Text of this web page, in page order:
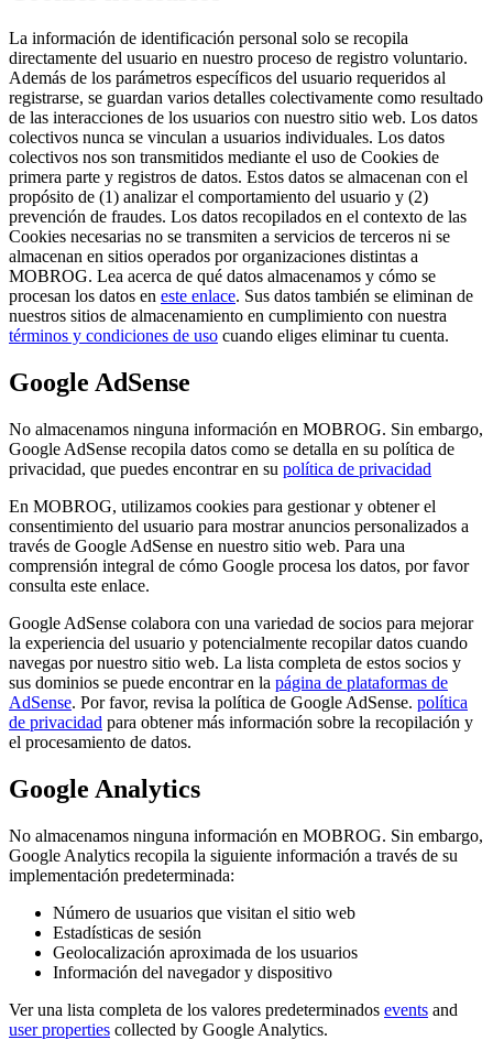
La información de identificación personal solo se recopila
directamente del usuario en nuestro proceso de registro voluntario.
Además de los parámetros específicos del usuario requeridos al
registrarse, se guardan varios detalles colectivamente como resultado
de las interacciones de los usuarios con nuestro sitio web. Los datos
colectivos nunca se vinculan a usuarios individuales. Los datos
colectivos nos son transmitidos mediante el uso de Cookies de
primera parte y registros de datos. Estos datos se almacenan con el
propósito de (1) analizar el comportamiento del usuario y (2)
prevención de fraudes. Los datos recopilados en el contexto de las
Cookies necesarias no se transmiten a servicios de terceros ni se
almacenan en sitios operados por organizaciones distintas a
MOBROG. Lea acerca de qué datos almacenamos y cómo se
procesan los datos en este enlace. Sus datos también se eliminan de
nuestros sitios de almacenamiento en cumplimiento con nuestra
términos y condiciones de uso cuando eliges eliminar tu cuenta.
Google AdSense
No almacenamos ninguna información en MOBROG. Sin embargo,
Google AdSense recopila datos como se detalla en su política de
privacidad, que puedes encontrar en su política de privacidad
En MOBROG, utilizamos cookies para gestionar y obtener el
consentimiento del usuario para mostrar anuncios personalizados a
través de Google AdSense en nuestro sitio web. Para una
comprensión integral de cómo Google procesa los datos, por favor
consulta este enlace.
Google AdSense colabora con una variedad de socios para mejorar
la experiencia del usuario y potencialmente recopilar datos cuando
navegas por nuestro sitio web. La lista completa de estos socios y
sus dominios se puede encontrar en la página de plataformas de
AdSense. Por favor, revisa la política de Google AdSense. política
de privacidad para obtener más información sobre la recopilación y
el procesamiento de datos.
Google Analytics
No almacenamos ninguna información en MOBROG. Sin embargo,
Google Analytics recopila la siguiente información a través de su
implementación predeterminada:
Número de usuarios que visitan el sitio web
Estadísticas de sesión
Geolocalización aproximada de los usuarios
Información del navegador y dispositivo
Ver una lista completa de los valores predeterminados events and
user properties collected by Google Analytics.